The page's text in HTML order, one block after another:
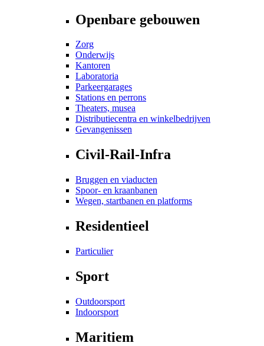
Openbare gebouwen
Zorg
Onderwijs
Kantoren
Laboratoria
Parkeergarages
Stations en perrons
Theaters, musea
Distributiecentra en winkelbedrijven
Gevangenissen
Civil-Rail-Infra
Bruggen en viaducten
Spoor- en kraanbanen
Wegen, startbanen en platforms
Residentieel
Particulier
Sport
Outdoorsport
Indoorsport
Maritiem